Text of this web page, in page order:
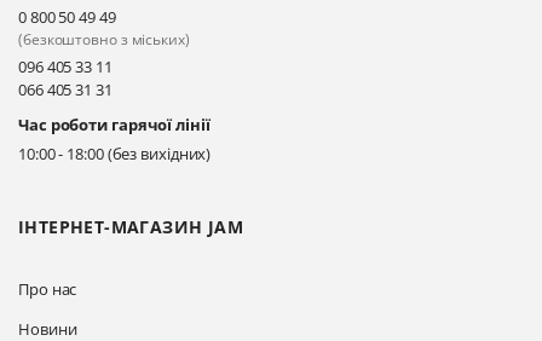
ІНТЕРНЕТ-МАГАЗИН JAM
Про нас
Новини
0 800 50 49 49
(безкоштовно з міських)
096 405 33 11
066 405 31 31
Час роботи гарячої лінії
10:00 - 18:00 (без вихідних)